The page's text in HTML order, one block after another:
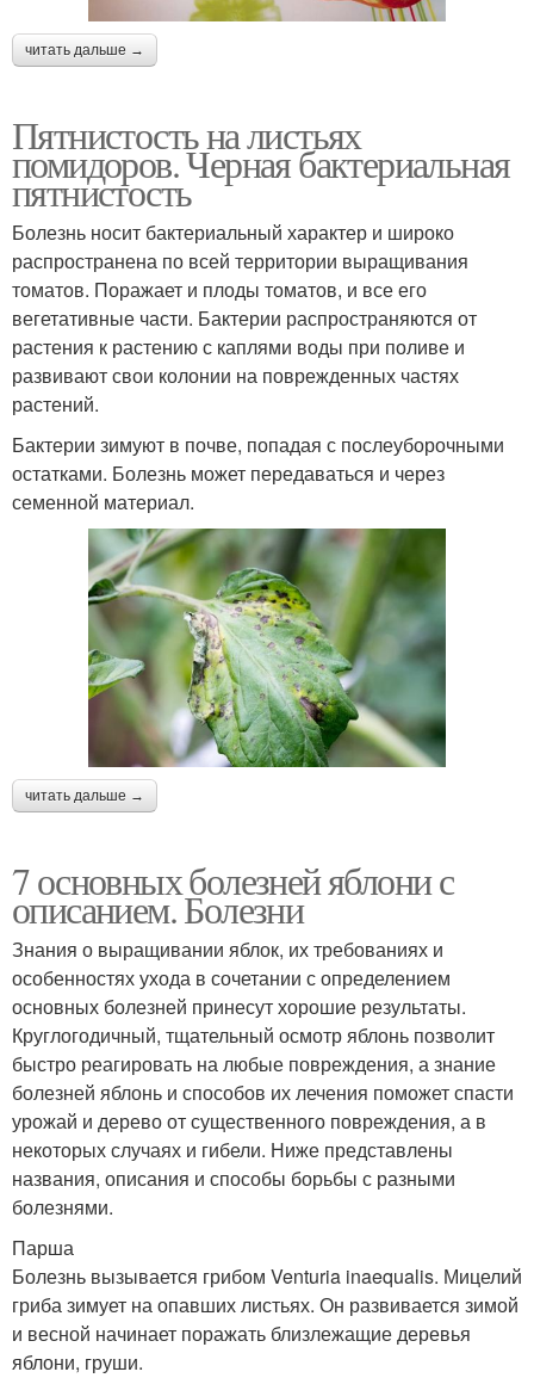
читать дальше →
Пятнистость на листьях
помидоров. Черная бактериальная
пятнистость
Болезнь носит бактериальный характер и широко
распространена по всей территории выращивания
томатов. Поражает и плоды томатов, и все его
вегетативные части. Бактерии распространяются от
растения к растению с каплями воды при поливе и
развивают свои колонии на поврежденных частях
растений.
Бактерии зимуют в почве, попадая с послеуборочными
остатками. Болезнь может передаваться и через
семенной материал.
читать дальше →
7 основных болезней яблони с
описанием. Болезни
Знания о выращивании яблок, их требованиях и
особенностях ухода в сочетании с определением
основных болезней принесут хорошие результаты.
Круглогодичный, тщательный осмотр яблонь позволит
быстро реагировать на любые повреждения, а знание
болезней яблонь и способов их лечения поможет спасти
урожай и дерево от существенного повреждения, а в
некоторых случаях и гибели. Ниже представлены
названия, описания и способы борьбы с разными
болезнями.
Парша
Болезнь вызывается грибом Venturia inaequalis. Мицелий
гриба зимует на опавших листьях. Он развивается зимой
и весной начинает поражать близлежащие деревья
яблони, груши.